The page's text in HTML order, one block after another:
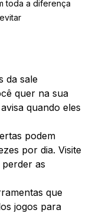
toda a diferença
da sale
quer na sua
quando eles
podem
por dia. Visite
as
que
jogos para